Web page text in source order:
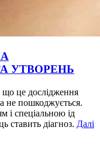
УТВОРЕНЬ
що це дослідження
не пошкоджується.
і спеціальною ід
ставить діагноз. Далі